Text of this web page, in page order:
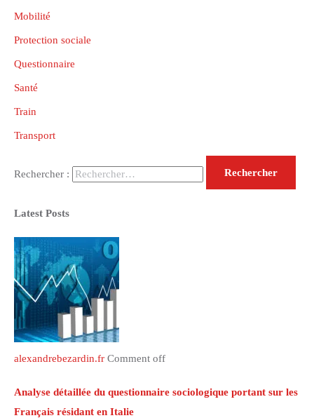
Mobilité
Protection sociale
Questionnaire
Santé
Train
Transport
Rechercher :
Latest Posts
alexandrebezardin.fr Comment off
Analyse détaillée du questionnaire sociologique portant sur les
Français résidant en Italie